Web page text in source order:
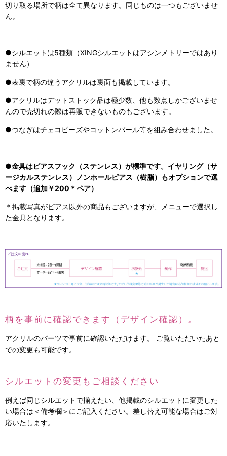
切り取る場所で柄は全て異なります。同じものは一つもございませ
ん。
●シルエットは5種類（XINGシルエットはアシンメトリーではあり
ません）
●表裏で柄の違うアクリルは裏面も掲載しています。
●アクリルはデットストック品は極少数、他も数点しかございませ
んので売切れの際は再販できないものもございます。
●つなぎはチェコビーズやコットンパール等を組み合わせました。
●金具はピアスフック（ステンレス）が標準です。イヤリング（サ
ージカルステンレス）ノンホールピアス（樹脂）もオプションで選
べます（追加￥200＊ペア）
＊掲載写真がピアス以外の商品もございますが、メニューで選択し
た金具となります。
柄を事前に確認できます（デザイン確認）。
アクリルのパーツで事前に確認いただけます。 ご覧いただいたあと
での変更も可能です。
シルエットの変更もご相談ください
例えば同じシルエットで揃えたい、他掲載のシルエットに変更した
い場合は＜備考欄＞にご記入ください。差し替え可能な場合はご対
応いたします。